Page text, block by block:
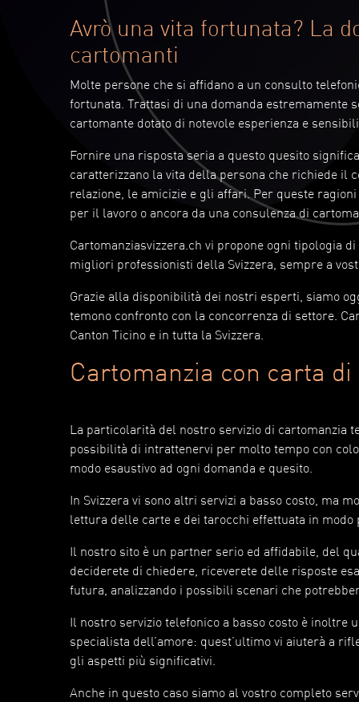
Avrò una vita fortunata? La
cartomanti
Molte persone che si affidano a un consulto
fortunata. Trattasi di una domanda estremamente
cartomante dotato di notevole esperienza e
Fornire una risposta seria a questo quesito
caratterizzano la vita della persona che richiede il
relazione, le amicizie e gli affari. Per queste
per il lavoro o ancora da una consulenza di
Cartomanziasvizzera.ch vi propone ogni tipologia
migliori professionisti della Svizzera, sempre a
Grazie alla disponibilità dei nostri esperti, siamo
temono confronto con la concorrenza di settore.
Canton Ticino e in tutta la Svizzera.
Cartomanzia con carta
La particolarità del nostro servizio di cartomanzia
possibilità di intrattenervi per molto tempo con
modo esaustivo ad ogni domanda e quesito.
In Svizzera vi sono altri servizi a basso costo, ma
lettura delle carte e dei tarocchi effettuata in
Il nostro sito è un partner serio ed affidabile, del
deciderete di chiedere, riceverete delle risposte
futura, analizzando i possibili scenari che
Il nostro servizio telefonico a basso costo è
specialista dell’amore: quest’ultimo vi aiuterà a
gli aspetti più significativi.
Anche in questo caso siamo al vostro completo